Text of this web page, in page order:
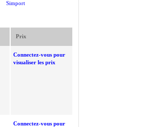
Simport
Prix
Connectez-vous pour
visualiser les prix
Connectez-vous pour